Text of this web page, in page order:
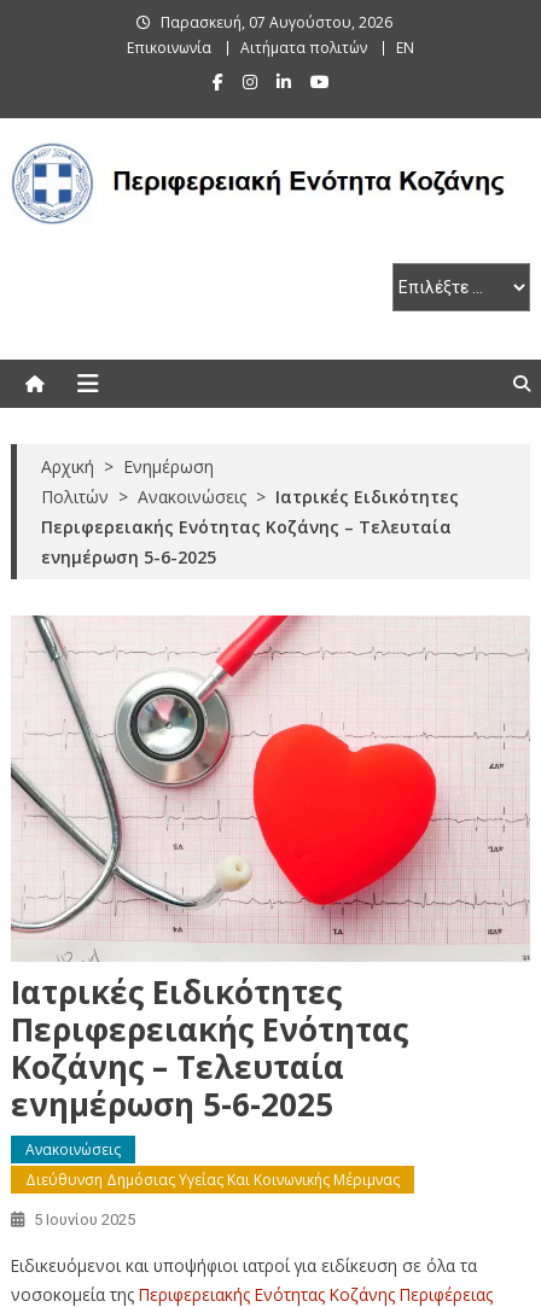
Παρασκευή, 07 Αυγούστου, 2026
Επικοινωνία
Αιτήματα πολιτών EN
Αρχική > Ενημέρωση
Πολιτών > Ανακοινώσεις > Ιατρικές Ειδικότητες
Περιφερειακής Ενότητας Κοζάνης – Τελευταία
ενημέρωση 5-6-2025
Ιατρικές Ειδικότητες
Περιφερειακής Ενότητας
Κοζάνης – Τελευταία
ενημέρωση 5-6-2025
Ανακοινώσεις
Διεύθυνση Δημόσιας Υγείας Και Κοινωνικής Μέριμνας
5 Ιουνίου 2025
Ειδικευόμενοι και υποψήφιοι ιατροί για ειδίκευση σε όλα τα
νοσοκομεία της Περιφερειακής Ενότητας Κοζάνης Περιφέρειας